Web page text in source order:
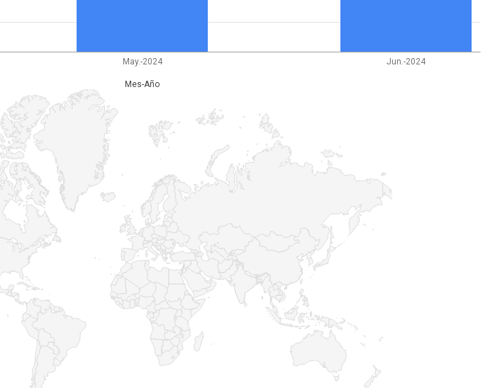
May.-2024 Jun.-2024
Mes-Año